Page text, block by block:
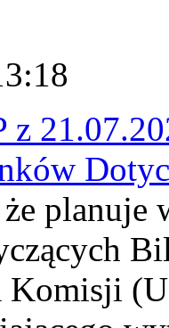
z
planuje
Komisji